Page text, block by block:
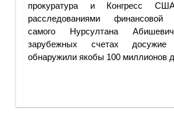
прокуратура и Конгресс
расследованиями финансовой
самого Нурсултана
зарубежных счетах досужие
обнаружили якобы 100 миллионов